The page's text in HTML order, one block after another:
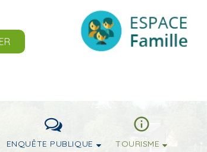
ENQUÊTE PUBLIQUE TOURISME